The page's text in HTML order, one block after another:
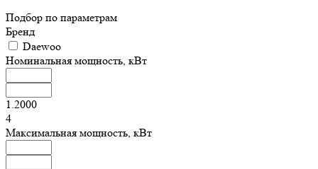
Подбор по параметрам
Бренд
Daewoo
Номинальная мощность, кВт
1.2000
4
Максимальная мощность, кВт